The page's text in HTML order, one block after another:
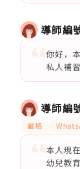
導師編
你好，
私人補
導師編
嚴格
本人現
幼兒教